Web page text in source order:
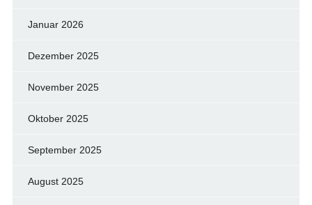
Januar 2026
Dezember 2025
November 2025
Oktober 2025
September 2025
August 2025